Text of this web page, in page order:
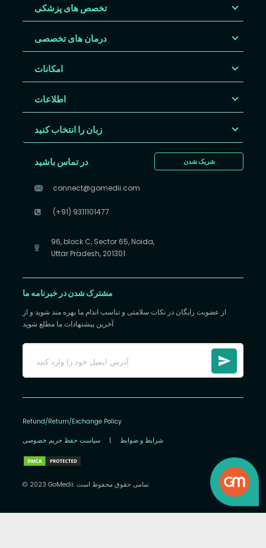
تخصص های پزشکی
درمان های تخصصی
امکانات
اطلاعات
زبان را انتخاب کنید
شریک شدن در تماس باشید
connect@gomedii.com
(+91) 9311101477
96, block C, Sector 65, Noida,
Uttar Pradesh, 201301
مشترک شدن در خبرنامه ما
از عضویت رایگان در نکات سلامتی و تناسب اندام ما بهره مند شوید و از
آخرین پیشنهادات ما مطلع شوید
Refund/Return/Exchange Policy
سیاست حفظ حریم خصوصی | شرایط و ضوابط
© 2023 GoMedii. تمامی حقوق محفوظ است